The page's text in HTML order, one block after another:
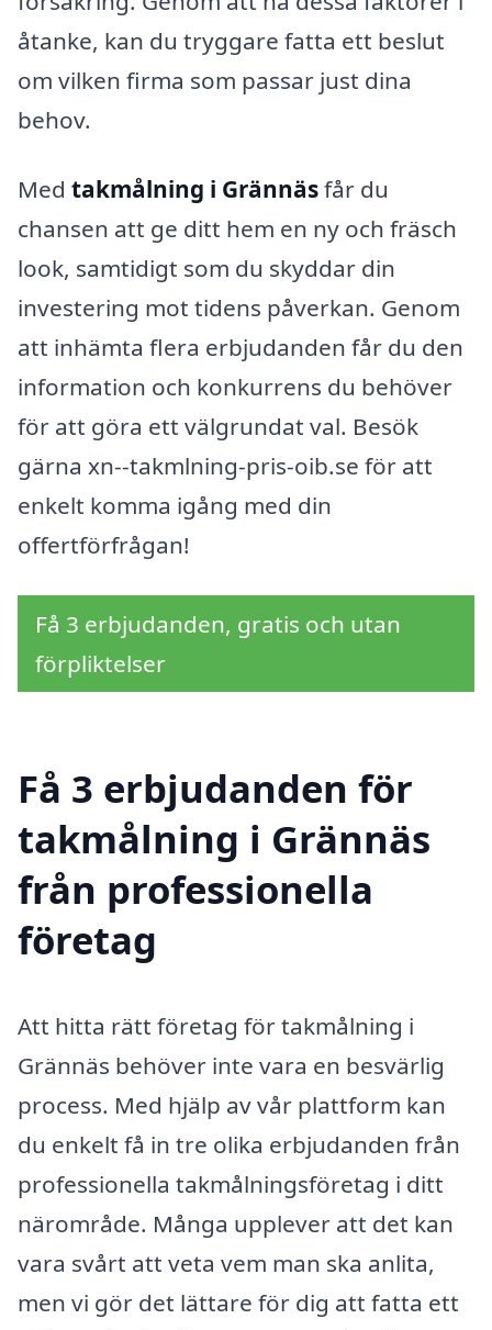
åtanke, kan du tryggare fatta ett beslut
om vilken firma som passar just dina
behov.
Med takmålning i Grännäsfår du
chansen att ge ditt hem en ny och fräsch
look, samtidigt som du skyddar din
investering mot tidens påverkan. Genom
att inhämta flera erbjudanden får du den
information och konkurrens du behöver
för att göra ett välgrundat val. Besök
gärna xn--takmlning-pris-oib.se för att
enkelt komma igång med din
offertförfrågan!
Få 3 erbjudanden, gratis och utan
förpliktelser
Få 3 erbjudanden för
takmålning i Grännäs
från professionella
företag
Att hitta rätt företag för takmålning i
Grännäs behöver inte vara en besvärlig
process. Med hjälp av vår plattform kan
du enkelt få in tre olika erbjudanden från
professionella takmålningsföretag i ditt
närområde. Många upplever att det kan
vara svårt att veta vem man ska anlita,
men vi gör det lättare för dig att fatta ett